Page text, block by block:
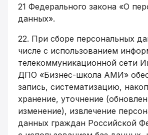
21 Федерального закона «О
данных».
22. При сборе персональных
числе с использованием
телекоммуникационной сети
ДПО «Бизнес-школа АМИ»
запись, систематизацию,
хранение, уточнение
изменение), извлечение
данных граждан Российской